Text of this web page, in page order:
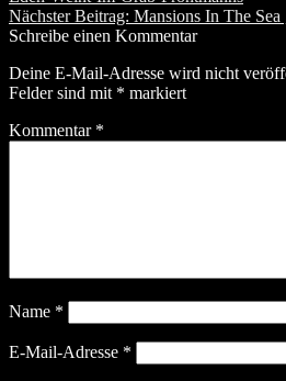
Nächster Beitrag: Mansions In The
Schreibe einen Kommentar
Deine E-Mail-Adresse wird nicht
Felder sind mit * markiert
Kommentar *
Name *
E-Mail-Adresse *